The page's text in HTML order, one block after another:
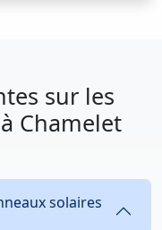
sur les
Chamelet
solaires